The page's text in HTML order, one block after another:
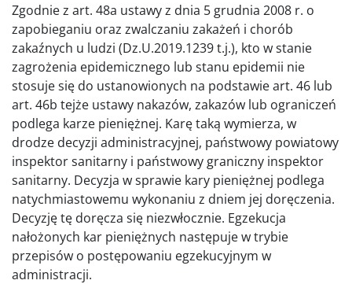
Zgodnie z art. 48a ustawy z dnia 5 grudnia 2008 r. o
zapobieganiu oraz zwalczaniu zakażeń i chorób
zakaźnych u ludzi (Dz.U.2019.1239 t.j.), kto w stanie
zagrożenia epidemicznego lub stanu epidemii nie
stosuje się do ustanowionych na podstawie art. 46 lub
art. 46b tejże ustawy nakazów, zakazów lub ograniczeń
podlega karze pieniężnej. Karę taką wymierza, w
drodze decyzji administracyjnej, państwowy powiatowy
inspektor sanitarny i państwowy graniczny inspektor
sanitarny. Decyzja w sprawie kary pieniężnej podlega
natychmiastowemu wykonaniu z dniem jej doręczenia.
Decyzję tę doręcza się niezwłocznie. Egzekucja
nałożonych kar pieniężnych następuje w trybie
przepisów o postępowaniu egzekucyjnym w
administracji.